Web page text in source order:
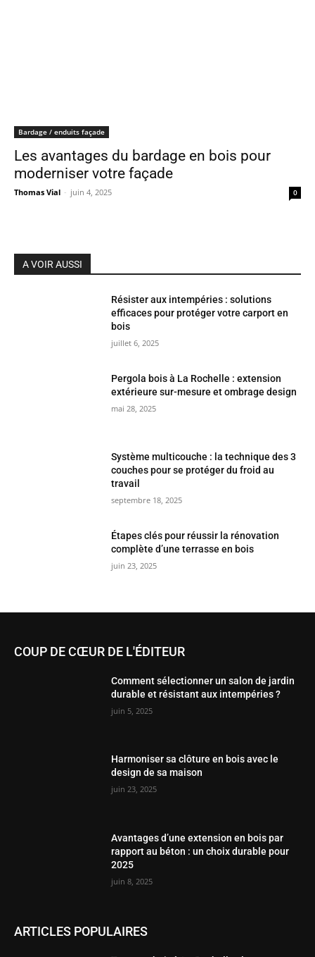
Bardage / enduits façade
Les avantages du bardage en bois pour
moderniser votre façade
Thomas Vial - juin 4, 2025 0
A VOIR AUSSI
Résister aux intempéries : solutions
efficaces pour protéger votre carport en
bois
juillet 6, 2025
Pergola bois à La Rochelle : extension
extérieure sur-mesure et ombrage design
mai 28, 2025
Système multicouche : la technique des 3
couches pour se protéger du froid au
travail
septembre 18, 2025
Étapes clés pour réussir la rénovation
complète d’une terrasse en bois
juin 23, 2025
COUP DE CŒUR DE L'ÉDITEUR
Comment sélectionner un salon de jardin
durable et résistant aux intempéries ?
juin 5, 2025
Harmoniser sa clôture en bois avec le
design de sa maison
juin 23, 2025
Avantages d’une extension en bois par
rapport au béton : un choix durable pour
2025
juin 8, 2025
ARTICLES POPULAIRES